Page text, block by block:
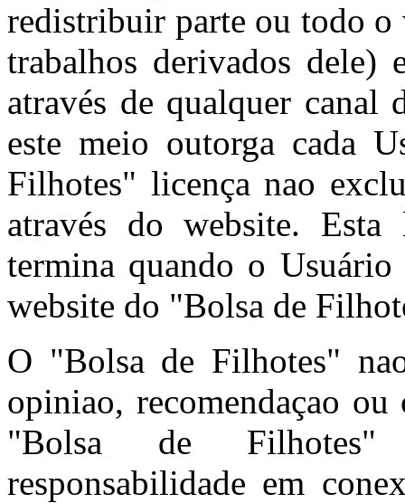
redistribuir parte ou todo
trabalhos derivados
através de qualquer
este meio outorga cada
Filhotes" licença nao
através do website. Esta
termina quando o
website do "Bolsa de
O "Bolsa de Filhotes"
opiniao, recomendaçao
"Bolsa de Filhotes"
responsabilidade em